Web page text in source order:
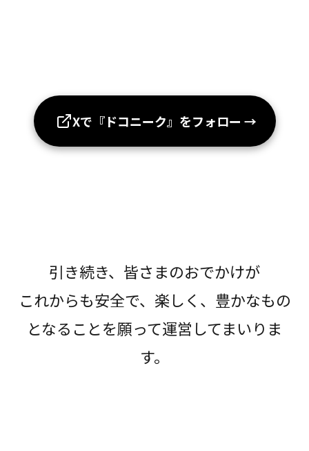
Xで『ドコニーク』をフォロー →
引き続き、皆さまのおでかけが
これからも安全で、楽しく、豊かなもの
となることを願って運営してまいりま
す。